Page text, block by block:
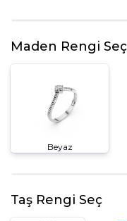
Maden Rengi Seç
Beyaz
Taş Rengi Seç